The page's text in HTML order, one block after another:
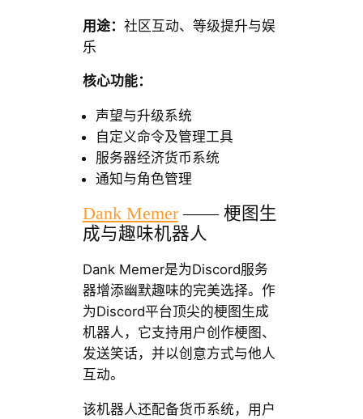
用途： 社区互动、等级提升与娱
乐
核心功能：
声望与升级系统
自定义命令及管理工具
服务器经济货币系统
通知与角色管理
Dank Memer—— 梗图生
成与趣味机器人
Dank Memer是为Discord服务
器增添幽默趣味的完美选择。作
为Discord平台顶尖的梗图生成
机器人，它支持用户创作梗图、
发送笑话，并以创意方式与他人
互动。
该机器人还配备货币系统，用户